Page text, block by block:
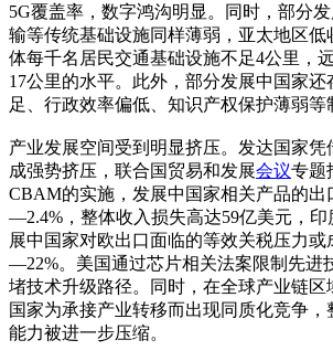
5G覆盖率，数字鸿沟明显。同时，部分
输等传统基础设施同样薄弱，亚太地区低
体每千名居民交通基础设施不足4公里，
17公里的水平。此外，部分发展中国家还
足、行政效率偏低、知识产权保护薄弱等
产业发展空间受到明显挤压。发达国家
成强势挤压，联合国贸易和发展会议专题
CBAM的实施，发展中国家相关产品的出
—2.4%，整体收入损失高达59亿美元，
展中国家对欧出口面临的等效关税压力或
—22%。美国通过芯片相关法案限制先进
堵技术升级路径。同时，在全球产业链区
国家为承接产业转移而出现同质化竞争，
能力被进一步压缩。